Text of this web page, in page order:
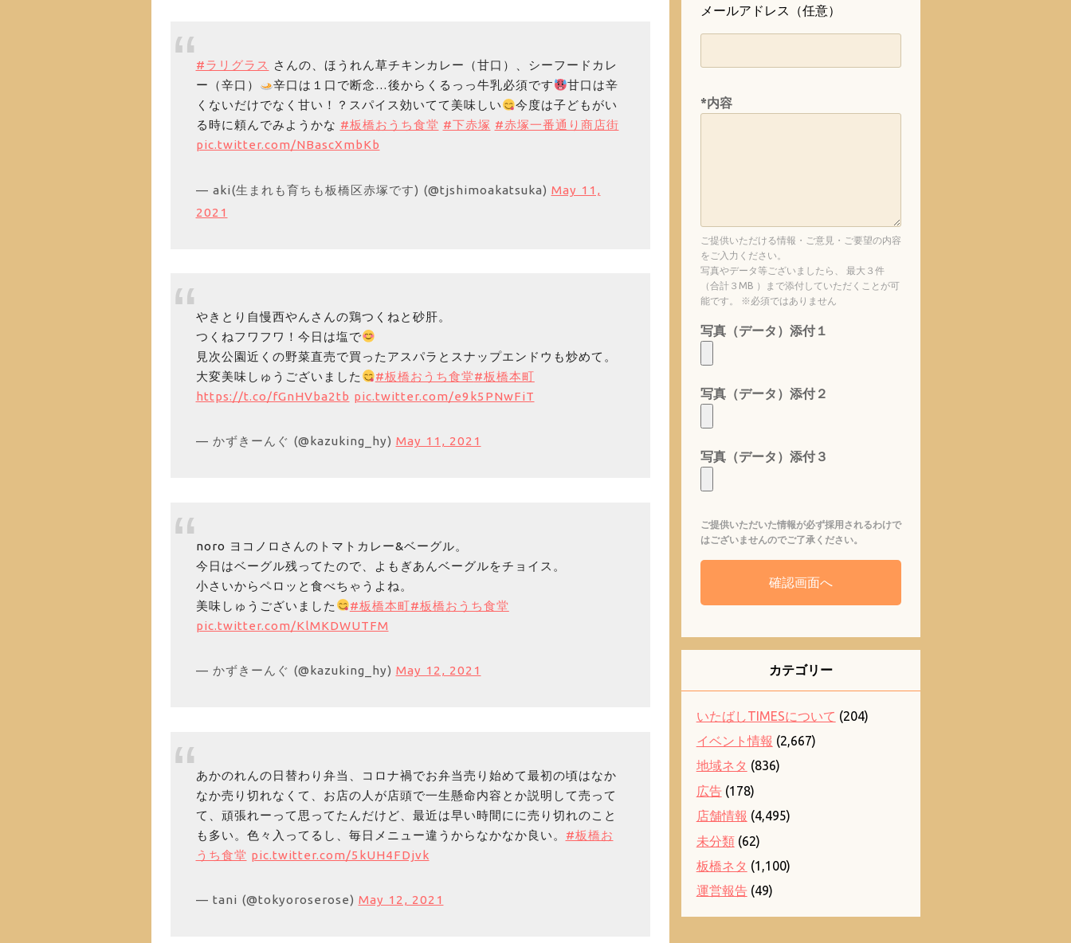
#ラリグラス さんの、ほうれん草チキンカレー（甘口）、シーフードカレ
ー（辛口）
辛口は１口で断念…後からくるっっ牛乳必須です
甘口は辛
くないだけでなく甘い！？スパイス効いてて美味しい
今度は子どもがい
る時に頼んでみようかな #板橋おうち食堂 #下赤塚 #赤塚一番通り商店街
pic.twitter.com/NBascXmbKb
— aki(生まれも育ちも板橋区赤塚です) (@tjshimoakatsuka) May 11,
2021
やきとり自慢西やんさんの鶏つくねと砂肝。
つくねフワフワ！今日は塩で
見次公園近くの野菜直売で買ったアスパラとスナップエンドウも炒めて。
大変美味しゅうございました
#板橋おうち食堂#板橋本町
https://t.co/fGnHVba2tb pic.twitter.com/e9k5PNwFiT
— かずきーんぐ (@kazuking_hy) May 11, 2021
noro ヨコノロさんのトマトカレー&ベーグル。
今日はベーグル残ってたので、よもぎあんベーグルをチョイス。
小さいからペロッと食べちゃうよね。
美味しゅうございました
#板橋本町#板橋おうち食堂
pic.twitter.com/KlMKDWUTFM
— かずきーんぐ (@kazuking_hy) May 12, 2021
あかのれんの日替わり弁当、コロナ禍でお弁当売り始めて最初の頃はなか
なか売り切れなくて、お店の人が店頭で一生懸命内容とか説明して売って
て、頑張れーって思ってたんだけど、最近は早い時間にに売り切れのこと
も多い。色々入ってるし、毎日メニュー違うからなかなか良い。 #板橋お
うち食堂 pic.twitter.com/5kUH4FDjvk
— tani (@tokyoroserose) May 12, 2021
メールアドレス（任意）
*内容
ご提供いただける情報・ご意見・ご要望の内容
をご入力ください。
写真やデータ等ございましたら、 最大３件
（合計３MB ）まで添付していただくことが可
能です。 ※必須ではありません
写真（データ）添付１
写真（データ）添付２
写真（データ）添付３
ご提供いただいた情報が必ず採用されるわけで
はございませんのでご了承ください。
カテゴリー
いたばしTIMESについて (204)
イベント情報 (2,667)
地域ネタ (836)
広告(178)
店舗情報 (4,495)
未分類(62)
板橋ネタ (1,100)
運営報告(49)